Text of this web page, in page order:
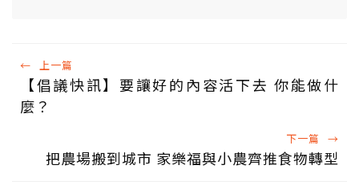
← 上一篇
【倡議快訊】要讓好的內容活下去 你能做什
麼？
下一篇 →
把農場搬到城市 家樂福與小農齊推食物轉型